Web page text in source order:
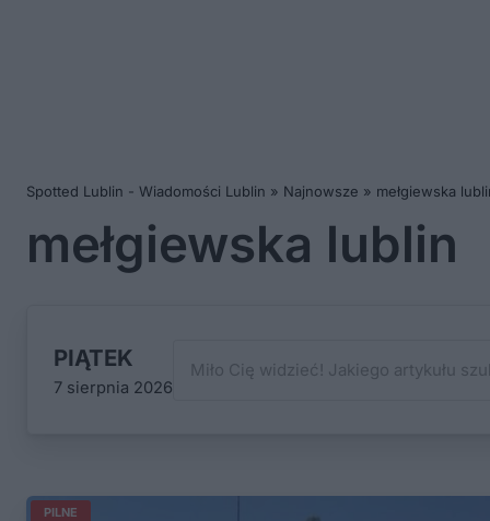
Spotted Lublin - Wiadomości Lublin » Najnowsze » mełgiewska
mełgiewska lublin
PIĄTEK
7 sierpnia 2026
PILNE